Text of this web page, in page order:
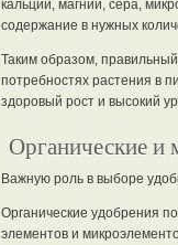
кальций, магний, сера,
содержание в нужных
Таким образом,
потребностях растения в
здоровый рост и высокий
Органические и
Важную роль в выборе
Органические удобрения
элементов и